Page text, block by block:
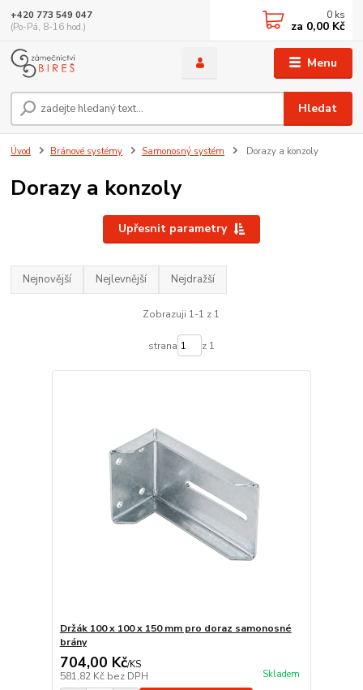
Menu
Hledat
+420 773 549 047
(Po-Pá, 8-16 hod.)
0 ks
za 0,00 Kč
Úvod Bránové systémy Samonosný systém Dorazy a konzoly
Dorazy a konzoly
Upřesnit parametry
Nejnovější Nejlevnější Nejdražší
Zobrazuji 1-1 z 1
strana z 1
Držák 100 x 100 x 150 mm pro doraz samonosné
brány
704,00 Kč/KS
581,82 Kč bez DPH Skladem